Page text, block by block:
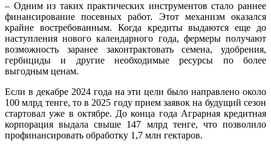
– Одним из таких практических инструментов стало раннее
финансирование посевных работ. Этот механизм оказался
крайне востребованным. Когда кредиты выдаются еще до
наступления нового календарного года, фермеры получают
возможность заранее законтрактовать семена, удобрения,
гербициды и другие необходимые ресурсы по более
выгодным ценам.
Если в декабре 2024 года на эти цели было направлено около
100 млрд тенге, то в 2025 году прием заявок на будущий сезон
стартовал уже в октябре. До конца года Аграрная кредитная
корпорация выдала свыше 147 млрд тенге, что позволило
профинансировать обработку 1,7 млн гектаров.